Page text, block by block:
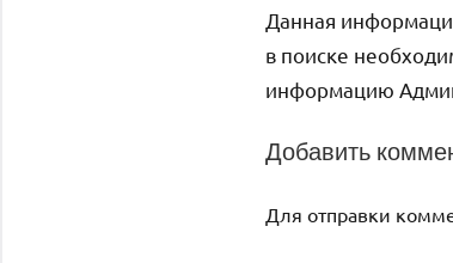
Данная
в поиске
информацию
Добавить
Для отправки